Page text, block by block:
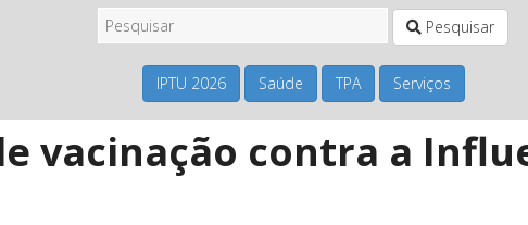
Pesquisar
IPTU 2026 Saúde TPA Serviços
vacinação contra a